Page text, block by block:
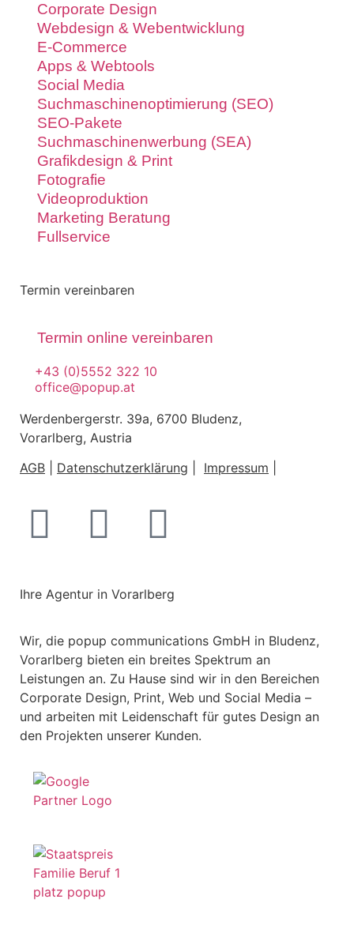
Corporate Design
Webdesign & Webentwicklung
E-Commerce
Apps & Webtools
Social Media
Suchmaschinenoptimierung (SEO)
SEO-Pakete
Suchmaschinenwerbung (SEA)
Grafikdesign & Print
Fotografie
Videoproduktion
Marketing Beratung
Fullservice
Termin vereinbaren
Termin online vereinbaren
+43 (0)5552 322 10
office@popup.at
Werdenbergerstr. 39a, 6700 Bludenz,
Vorarlberg, Austria
AGB
Datenschutzerklärung Impressum
Ihre Agentur in Vorarlberg
Wir, die popup communications GmbH in Bludenz,
Vorarlberg bieten ein breites Spektrum an
Leistungen an. Zu Hause sind wir in den Bereichen
Corporate Design, Print, Web und Social Media –
und arbeiten mit Leidenschaft für gutes Design an
den Projekten unserer Kunden.